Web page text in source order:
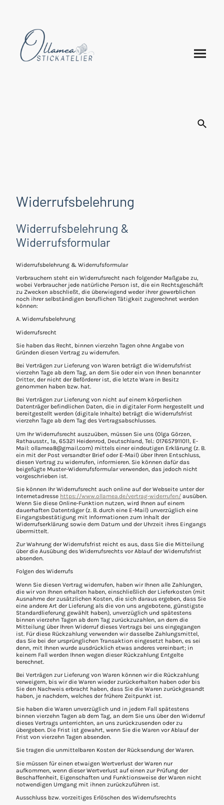
Widerrufsbelehrung
Widerrufsbelehrung &
Widerrufsformular
Widerrufsbelehrung & Widerrufsformular
Verbrauchern steht ein Widerrufsrecht nach folgender Maßgabe zu,
wobei Verbraucher jede natürliche Person ist, die ein Rechtsgeschäft
zu Zwecken abschließt, die überwiegend weder ihrer gewerblichen
noch ihrer selbständigen beruflichen Tätigkeit zugerechnet werden
können:
A. Widerrufsbelehrung
Widerrufsrecht
Sie haben das Recht, binnen vierzehn Tagen ohne Angabe von
Gründen diesen Vertrag zu widerrufen.
Bei Verträgen zur Lieferung von Waren beträgt die Widerrufsfrist
vierzehn Tage ab dem Tag, an dem Sie oder ein von Ihnen benannter
Dritter, der nicht der Beförderer ist, die letzte Ware in Besitz
genommen haben bzw. hat.
Bei Verträgen zur Lieferung von nicht auf einem körperlichen
Datenträger befindlichen Daten, die in digitaler Form hergestellt und
bereitgestellt werden (digitale Inhalte) beträgt die Widerrufsfrist
vierzehn Tage ab dem Tag des Vertragsabschlusses.
Um Ihr Widerrufsrecht auszuüben, müssen Sie uns (Olga Görzen,
Rathausstr., 1a, 65321 Heidenrod, Deutschland, Tel.: 017657911011, E-
Mail: ollamea8@gmail.com) mittels einer eindeutigen Erklärung (z. B.
ein mit der Post versandter Brief oder E-Mail) über Ihren Entschluss,
diesen Vertrag zu widerrufen, informieren. Sie können dafür das
beigefügte Muster-Widerrufsformular verwenden, das jedoch nicht
vorgeschrieben ist.
Sie können Ihr Widerrufsrecht auch online auf der Webseite unter der
Internetadresse https://www.ollamea.de/vertrag-widerrufen/ ausüben.
Wenn Sie diese Online-Funktion nutzen, wird Ihnen auf einem
dauerhaften Datenträger (z. B. durch eine E-Mail) unverzüglich eine
Eingangsbestätigung mit Informationen zum Inhalt der
Widerrufserklärung sowie dem Datum und der Uhrzeit ihres Eingangs
übermittelt.
Zur Wahrung der Widerrufsfrist reicht es aus, dass Sie die Mitteilung
über die Ausübung des Widerrufsrechts vor Ablauf der Widerrufsfrist
absenden.
Folgen des Widerrufs
Wenn Sie diesen Vertrag widerrufen, haben wir Ihnen alle Zahlungen,
die wir von Ihnen erhalten haben, einschließlich der Lieferkosten (mit
Ausnahme der zusätzlichen Kosten, die sich daraus ergeben, dass Sie
eine andere Art der Lieferung als die von uns angebotene, günstigste
Standardlieferung gewählt haben), unverzüglich und spätestens
binnen vierzehn Tagen ab dem Tag zurückzuzahlen, an dem die
Mitteilung über Ihren Widerruf dieses Vertrags bei uns eingegangen
ist. Für diese Rückzahlung verwenden wir dasselbe Zahlungsmittel,
das Sie bei der ursprünglichen Transaktion eingesetzt haben, es sei
denn, mit Ihnen wurde ausdrücklich etwas anderes vereinbart; in
keinem Fall werden Ihnen wegen dieser Rückzahlung Entgelte
berechnet.
Bei Verträgen zur Lieferung von Waren können wir die Rückzahlung
verweigern, bis wir die Waren wieder zurückerhalten haben oder bis
Sie den Nachweis erbracht haben, dass Sie die Waren zurückgesandt
haben, je nachdem, welches der frühere Zeitpunkt ist.
Sie haben die Waren unverzüglich und in jedem Fall spätestens
binnen vierzehn Tagen ab dem Tag, an dem Sie uns über den Widerruf
dieses Vertrags unterrichten, an uns zurückzusenden oder zu
übergeben. Die Frist ist gewahrt, wenn Sie die Waren vor Ablauf der
Frist von vierzehn Tagen absenden.
Sie tragen die unmittelbaren Kosten der Rücksendung der Waren.
Sie müssen für einen etwaigen Wertverlust der Waren nur
aufkommen, wenn dieser Wertverlust auf einen zur Prüfung der
Beschaffenheit, Eigenschaften und Funktionsweise der Waren nicht
notwendigen Umgang mit ihnen zurückzuführen ist.
Ausschluss bzw. vorzeitiges Erlöschen des Widerrufsrechts